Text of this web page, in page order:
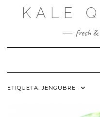
KALE
fresh &
ETIQUETA:JENGUBRE